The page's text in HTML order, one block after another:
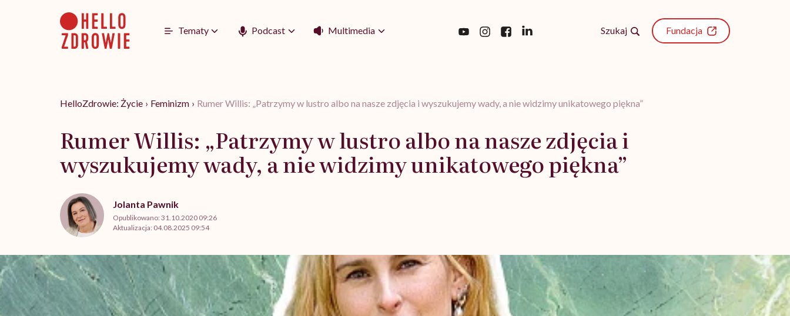
Tematy Podcast Multimedia Szukaj Fundacja
HelloZdrowie: Życie › Feminizm › Rumer Willis: „Patrzymy w lustro albo na nasze zdjęcia i wyszukujemy wady, a nie widzimy unikatowego piękna”
Rumer Willis: „Patrzymy w lustro albo na nasze zdjęcia i
wyszukujemy wady, a nie widzimy unikatowego piękna”
Jolanta Pawnik
Opublikowano:31.10.2020 09:26
Aktualizacja: 04.08.2025 09:54